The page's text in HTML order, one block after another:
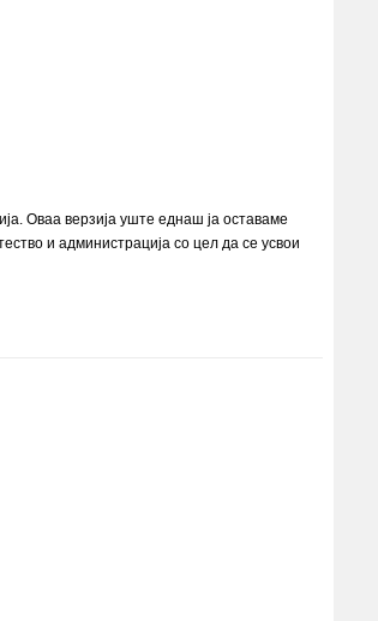
Оваа верзија уште еднаш ја оставаме
и администрација со цел да се усвои